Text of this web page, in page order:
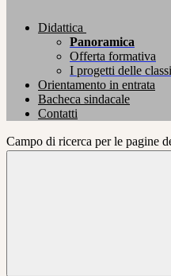
Didattica
Panoramica
Offerta formativa
I progetti delle classi
Orientamento in entrata
Bacheca sindacale
Contatti
Campo di ricerca per le pagine